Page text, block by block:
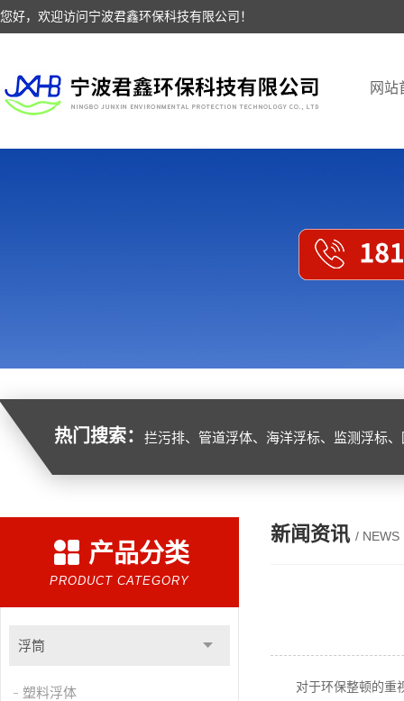
您好，欢迎访问宁波君鑫环保科技有限公司！
网站
热门搜索： 拦污排、管道浮体、海洋浮标、监测浮标
产品分类
PRODUCT CATEGORY
浮筒
塑料浮体
新闻资讯 / NEWS
对于环保整顿的重视